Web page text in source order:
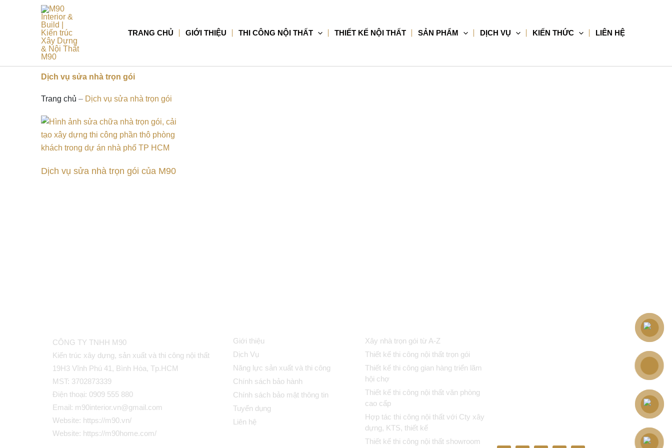
TRANG CHỦ GIỚI THIỆU THI CÔNG NỘI THẤT THIẾT KẾ NỘI THẤT SẢN PHẨM DỊCH VỤ KIẾN THỨC LIÊN HỆ
Dịch vụ sửa nhà trọn gói
Trang chủ – Dịch vụ sửa nhà trọn gói
Dịch vụ sửa nhà trọn gói của M90
CÔNG TY TNHH M90
Kiến trúc xây dựng, sản xuất và thi công nội thất
19H3 Vĩnh Phú 41, Bình Hòa, Tp.HCM
MST: 3702873339
Điện thoại: 0909 555 880
Email: m90interior.vn@gmail.com
Website: https://m90.vn/
Website: https://m90home.com/
Giới thiệu
Dịch Vụ
Năng lực sản xuất và thi công
Chính sách bảo hành
Chính sách bảo mật thông tin
Tuyển dụng
Liên hệ
Xây nhà trọn gói từ A-Z
Thiết kế thi công nội thất trọn gói
Thiết kế thi công gian hàng triển lãm
hội chợ
Thiết kế thi công nội thất văn phòng
cao cấp
Hợp tác thi công nội thất với Cty xây
dựng, KTS, thiết kế
Thiết kế thi công nội thất showroom